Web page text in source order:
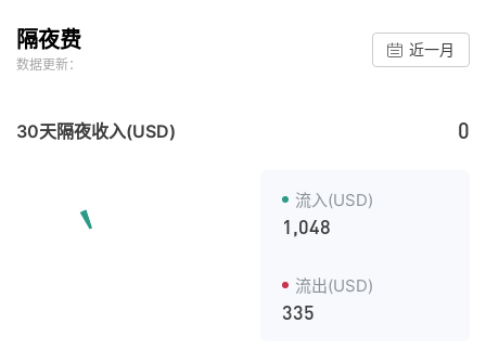
隔夜费
数据更新：
近一月
30天隔夜收入(USD) 0
流入(USD)
1,048
流出(USD)
335